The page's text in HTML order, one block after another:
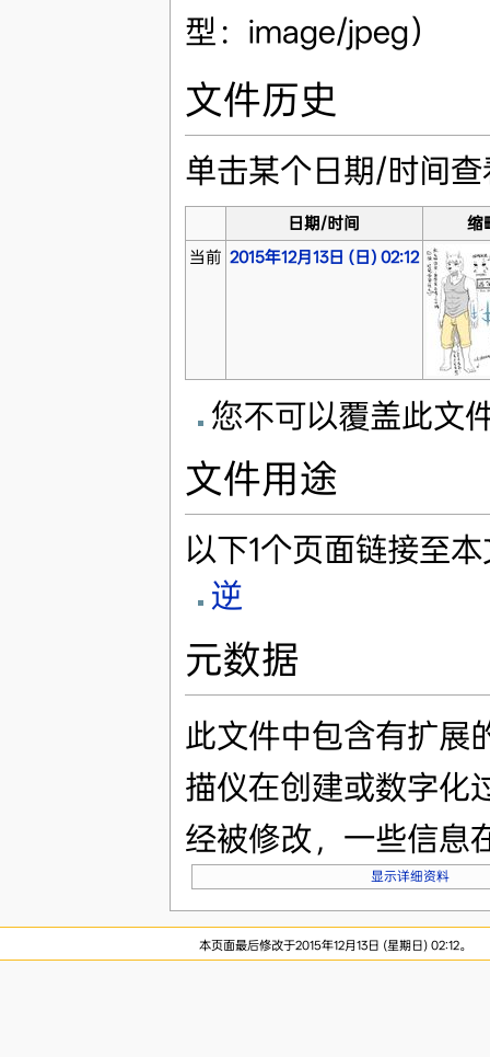
型：image/jpeg）
文件历史
单击某个日期/时间
日期/时间
缩
当前 2015年12月13日 (日) 02:12
您不可以覆盖此文
文件用途
以下1个页面链接至
逆
元数据
此文件中包含有扩展
描仪在创建或数字化
经被修改，一些信息
显示详细资料
本页面最后修改于2015年12月13日 (星期日) 02:12。